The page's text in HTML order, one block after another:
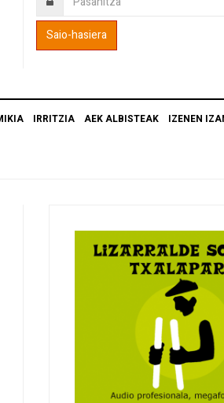
IRRITZIA AEK ALBISTEAK IZENEN